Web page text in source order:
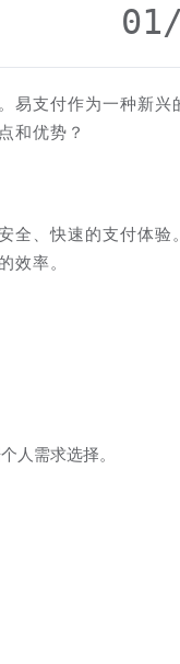
易支付作为一种新兴
和优势？
全、快速的支付体验
效率。
人需求选择。